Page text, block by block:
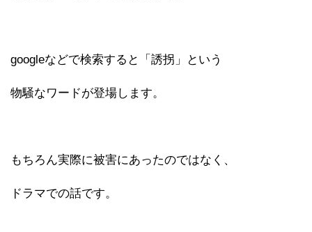
googleなどで検索すると「誘拐」という
物騒なワードが登場します。
もちろん実際に被害にあったのではなく、
ドラマでの話です。